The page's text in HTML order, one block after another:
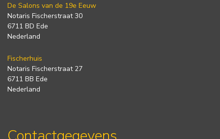
De Salons van de 19e Eeuw
Notaris Fischerstraat 30
6711 BD Ede
Nederland
Fischerhuis
Notaris Fischerstraat 27
6711 BB Ede
Nederland